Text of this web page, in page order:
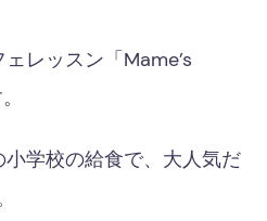
レッスン「Mame’s
学校の給食で、大人気だ